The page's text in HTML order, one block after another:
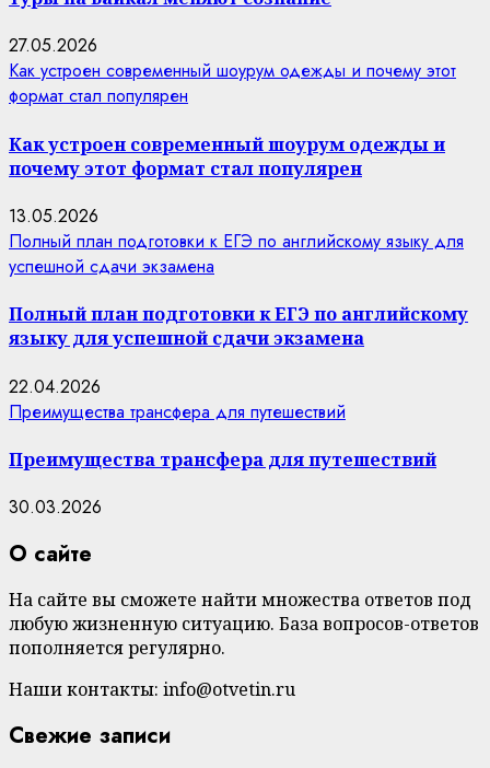
27.05.2026
Как устроен современный шоурум одежды и почему этот
формат стал популярен
Как устроен современный шоурум одежды и
почему этот формат стал популярен
13.05.2026
Полный план подготовки к ЕГЭ по английскому языку для
успешной сдачи экзамена
Полный план подготовки к ЕГЭ по английскому
языку для успешной сдачи экзамена
22.04.2026
Преимущества трансфера для путешествий
Преимущества трансфера для путешествий
30.03.2026
О сайте
На сайте вы сможете найти множества ответов под
любую жизненную ситуацию. База вопросов-ответов
пополняется регулярно.
Наши контакты: info@otvetin.ru
Свежие записи